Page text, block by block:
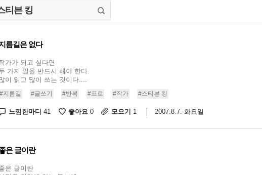
름길은 없다
가가 되고 싶다면
가지 일을 반드시 해야 한다.
이 읽고 많이 쓰는 것이다....
#지름길 #글쓰기 #반복 #프로 #작가 #스티븐 킹
느낌한마디 41 좋아요 0 모으기 1 2007.8.7. 화요일
은 글이란
은 글이란